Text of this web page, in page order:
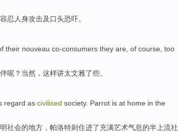
容忍人身攻击及口头恐吓。
their nouveau co-consumers they are, of course too
呢？ 当然 ，这样讲太文雅了些。
regard as civilised society. Parrot is at home in the
社会的地方，帕洛特则住进了充满艺术气息的半上流社